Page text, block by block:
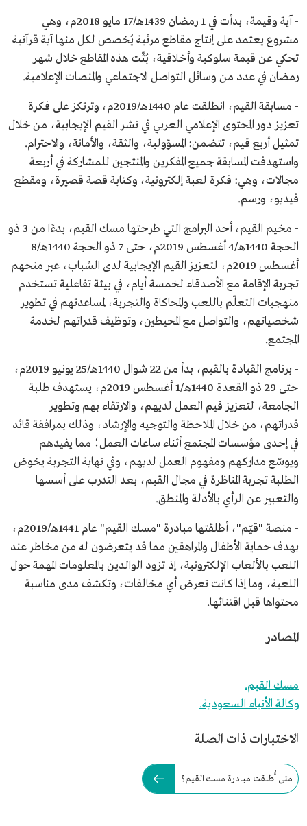
- آية وقيمة، بدأت في 1 رمضان 1439هـ/17 مايو 2018م، وهي
مشروع يعتمد على إنتاج مقاطع مرئية يُخصص لكل منها آية قرآنية
تحكي عن قيمة سلوكية وأخلاقية، بُثّت هذه المقاطع خلال شهر
رمضان في عدد من وسائل التواصل الاجتماعي والمنصات الإعلامية.
- مسابقة القيم، انطلقت عام 1440هـ/2019م، وترتكز على فكرة
تعزيز دور المحتوى الإعلامي العربي في نشر القيم الإيجابية، من خلال
تمثيل أربع قيم، تتضمن: المسؤولية، والثقة، والأمانة، والاحترام.
واستهدفت المسابقة جميع المفكرين والمنتجين للمشاركة في أربعة
مجالات، وهي: فكرة لعبة إلكترونية، وكتابة قصة قصيرة، ومقطع
فيديو، ورسم.
- مخيم القيم، أحد البرامج التي طرحتها مسك القيم، بدءًا من 3 ذو
الحجة 1440هـ/4 أغسطس 2019م، حتى 7 ذو الحجة 1440هـ/8
أغسطس 2019م، لتعزيز القيم الإيجابية لدى الشباب، عبر منحهم
تجربة الإقامة مع الأصدقاء لخمسة أيام، في بيئة تفاعلية تستخدم
منهجيات التعلّم باللعب والمحاكاة والتجربة، لمساعدتهم في تطوير
شخصياتهم، والتواصل مع المحيطين، وتوظيف قدراتهم لخدمة
المجتمع.
- برنامج القيادة بالقيم، بدأ من 22 شوال 1440هـ/25 يونيو 2019م،
حتى 29 ذو القعدة 1440هـ/1 أغسطس 2019م، يستهدف طلبة
الجامعة، لتعزيز قيم العمل لديهم، والارتقاء بهم وتطوير
قدراتهم، من خلال الملاحظة والتوجيه والإرشاد، وذلك بمرافقة قائد
في إحدى مؤسسات المجتمع أثناء ساعات العمل؛ مما يفيدهم
ويوسّع مداركهم ومفهوم العمل لديهم، وفي نهاية التجربة يخوض
الطلبة تجربة المناظرة في مجال القيم، بعد التدرب على أسسها
والتعبير عن الرأي بالأدلة والمنطق.
- منصة "قيّم"، أطلقتها مبادرة "مسك القيم" عام 1441هـ/2019م،
بهدف حماية الأطفال والمراهقين مما قد يتعرضون له من مخاطر عند
اللعب بالألعاب الإلكترونية، إذ تزود الوالدين بالمعلومات المهمة حول
اللعبة، وما إذا كانت تعرض أي مخالفات، وتكشف مدى مناسبة
محتواها قبل اقتنائها.
المصادر
مسك القيم.
وكالة الأنباء السعودية.
الاختبارات ذات الصلة
متى أُطلقت مبادرة مسك القيم؟